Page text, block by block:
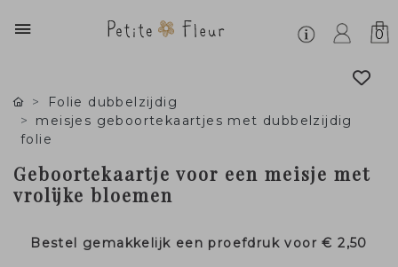
0
Folie dubbelzijdig
meisjes geboortekaartjes met dubbelzijdig
folie
Geboortekaartje voor een meisje met
vrolijke bloemen
Bestel gemakkelijk een proefdruk voor€ 2,50